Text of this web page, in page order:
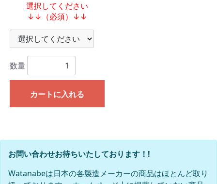
選択してください
↓↓（必須）↓↓
数量
カートに入れる
お問い合わせお待ちいたしております！!
Watanabeは日本の各製造メーカーの商品はほとんど取り